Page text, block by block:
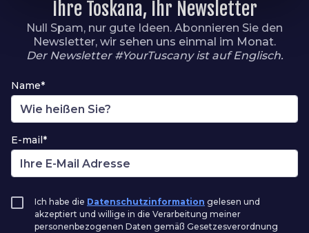
Ihre Toskana, Ihr Newsletter
Null Spam, nur gute Ideen. Abonnieren Sie den
Newsletter, wir sehen uns einmal im Monat.
Der Newsletter #YourTuscany ist auf Englisch.
Name*
E-mail*
Ich habe die Datenschutzinformation gelesen und
akzeptiert und willige in die Verarbeitung meiner
personenbezogenen Daten gemäß Gesetzesverordnung